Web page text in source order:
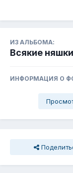
ИЗ АЛЬБОМА:
Всякие няшки
ИНФОРМАЦИЯ О